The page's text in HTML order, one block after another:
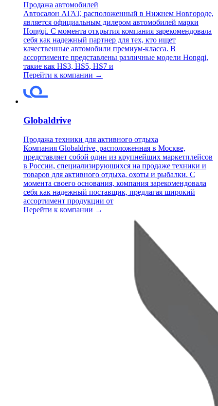
Продажа автомобилей
Автосалон АГАТ, расположенный в Нижнем Новгороде,
является официальным дилером автомобилей марки
Hongqi. С момента открытия компания зарекомендовала
себя как надежный партнер для тех, кто ищет
качественные автомобили премиум-класса. В
ассортименте представлены различные модели Hongqi,
такие как HS3, HS5, HS7 и
Перейти к компании →
Globaldrive
Продажа техники для активного отдыха
Компания Globaldrive, расположенная в Москве,
представляет собой один из крупнейших маркетплейсов
в России, специализирующихся на продаже техники и
товаров для активного отдыха, охоты и рыбалки. С
момента своего основания, компания зарекомендовала
себя как надежный поставщик, предлагая широкий
ассортимент продукции от
Перейти к компании →